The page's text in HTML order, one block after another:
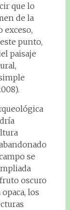
que lo
de la
exceso,
punto,
paisaje
se
oscuro
los